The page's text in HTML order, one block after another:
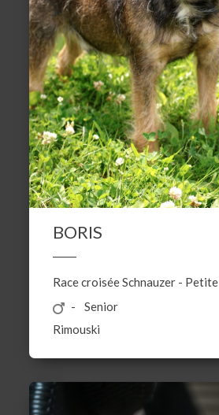
BORIS
Race croiséeSchnauzer - Petite
Senior
Rimouski